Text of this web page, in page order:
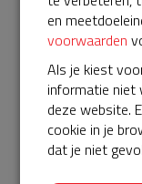
ServiceBuurtAED
AED360-
de leverancier
en
voorwaarden
Als je kiest
informatie niet
deze website.
cookie in je
dat je niet